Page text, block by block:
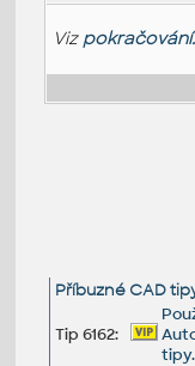
Viz
Příbuzné CAD
Tip 6162:
tipy.